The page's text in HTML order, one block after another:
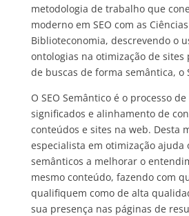
metodologia de trabalho que
moderno em SEO com as
Biblioteconomia, descrevendo o
ontologias na otimização de sites
de buscas de forma semântica, o
O SEO Semântico é o processo
significados e alinhamento de
conteúdos e sites na web. Desta
especialista em otimização ajuda
semânticos a melhorar o
mesmo conteúdo, fazendo com
qualifiquem como de alta
sua presença nas páginas de